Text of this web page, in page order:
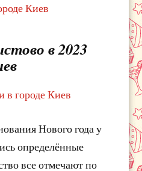
Киев
в 2023
в городе Киев
Нового года у
определённые
все отмечают по